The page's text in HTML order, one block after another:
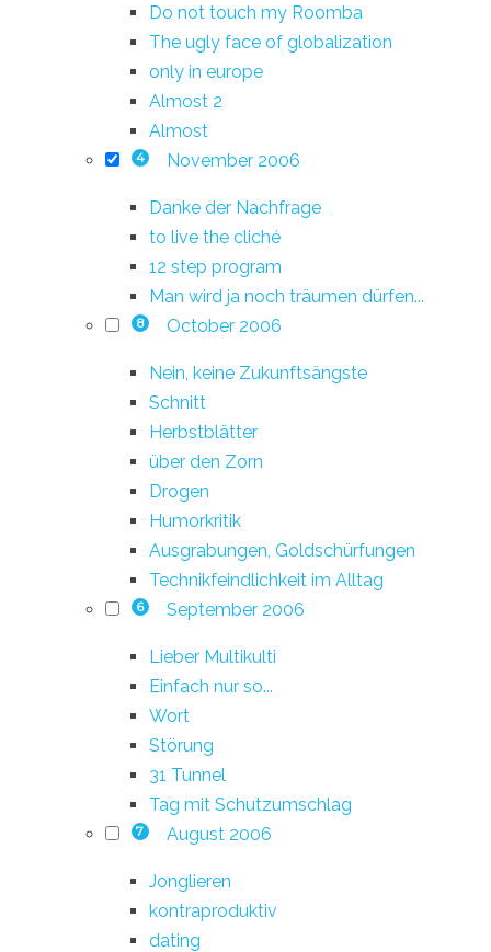
Do not touch my Roomba
The ugly face of globalization
only in europe
Almost 2
Almost
4 November 2006
Danke der Nachfrage
to live the cliché
12 step program
Man wird ja noch träumen dürfen...
8 October 2006
Nein, keine Zukunftsängste
Schnitt
Herbstblätter
über den Zorn
Drogen
Humorkritik
Ausgrabungen, Goldschürfungen
Technikfeindlichkeit im Alltag
6 September 2006
Lieber Multikulti
Einfach nur so...
Wort
Störung
31 Tunnel
Tag mit Schutzumschlag
7 August 2006
Jonglieren
kontraproduktiv
dating